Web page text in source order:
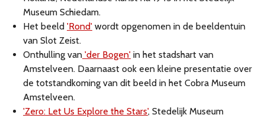
Museum Schiedam.
Het beeld 'Rond' wordt opgenomen in de beeldentuin
van Slot Zeist.
Onthulling van 'der Bogen' in het stadshart van
Amstelveen. Daarnaast ook een kleine presentatie over
de totstandkoming van dit beeld in het Cobra Museum
Amstelveen.
'Zero: Let Us Explore the Stars', Stedelijk Museum